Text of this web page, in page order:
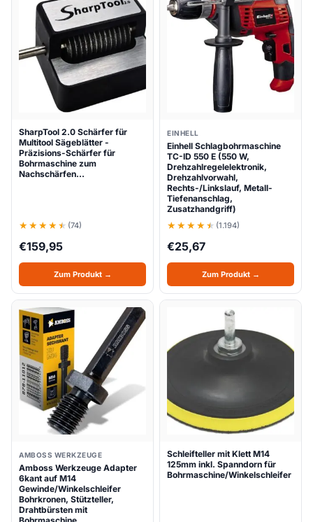
SharpTool 2.0 Schärfer für
Multitool Sägeblätter -
Präzisions-Schärfer für
Bohrmaschine zum
Nachschärfen…
(74)
€159,95
Zum Produkt →
EINHELL
Einhell Schlagbohrmaschine
TC-ID 550 E (550 W,
Drehzahlregelelektronik,
Drehzahlvorwahl,
Rechts-/Linkslauf, Metall-
Tiefenanschlag,
Zusatzhandgriff)
(1.194)
€25,67
Zum Produkt →
AMBOSS WERKZEUGE
Amboss Werkzeuge Adapter
6kant auf M14
Gewinde/Winkelschleifer
Bohrkronen, Stützteller,
Drahtbürsten mit
Schleifteller mit Klett M14
125mm inkl. Spanndorn für
Bohrmaschine/Winkelschleifer